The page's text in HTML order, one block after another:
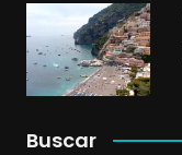
Buscar